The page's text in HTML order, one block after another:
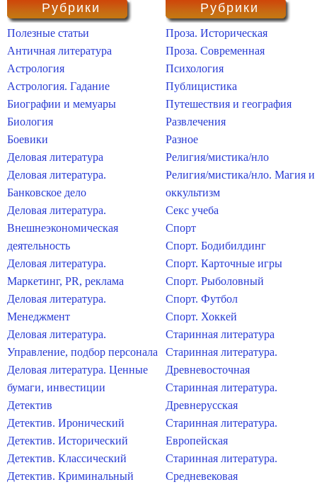
Рубрики
Полезные статьи
Античная литература
Астрология
Астрология. Гадание
Биографии и мемуары
Биология
Боевики
Деловая литература
Деловая литература.
Банковское дело
Деловая литература.
Внешнеэкономическая
деятельность
Деловая литература.
Маркетинг, PR, реклама
Деловая литература.
Менеджмент
Деловая литература.
Управление, подбор персонала
Деловая литература. Ценные
бумаги, инвестиции
Детектив
Детектив. Иронический
Детектив. Исторический
Детектив. Классический
Детектив. Криминальный
Рубрики
Проза. Историческая
Проза. Современная
Психология
Публицистика
Путешествия и география
Развлечения
Разное
Религия/мистика/нло
Религия/мистика/нло. Магия и
оккультизм
Секс учеба
Спорт
Спорт. Бодибилдинг
Спорт. Карточные игры
Спорт. Рыболовный
Спорт. Футбол
Спорт. Хоккей
Старинная литература
Старинная литература.
Древневосточная
Старинная литература.
Древнерусская
Старинная литература.
Европейская
Старинная литература.
Средневековая